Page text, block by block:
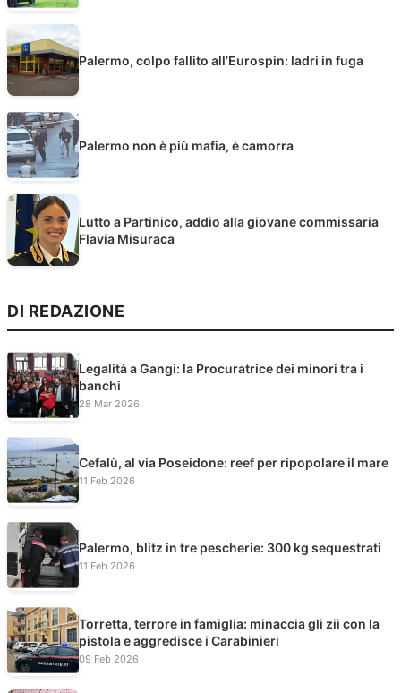
Palermo, colpo fallito all’Eurospin: ladri in fuga
Palermo non è più mafia, è camorra
Lutto a Partinico, addio alla giovane commissaria
Flavia Misuraca
DI REDAZIONE
Legalità a Gangi: la Procuratrice dei minori tra i
banchi
28 Mar 2026
Cefalù, al via Poseidone: reef per ripopolare il mare
11 Feb 2026
Palermo, blitz in tre pescherie: 300 kg sequestrati
11 Feb 2026
Torretta, terrore in famiglia: minaccia gli zii con la
pistola e aggredisce i Carabinieri
09 Feb 2026